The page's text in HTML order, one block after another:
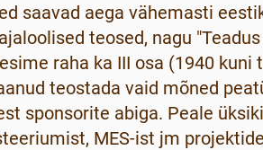
saavad aega vähemasti
teosed, nagu
raha ka III osa (1940
teostada vaid mõned
sponsorite abiga. Peale
MES-ist jm